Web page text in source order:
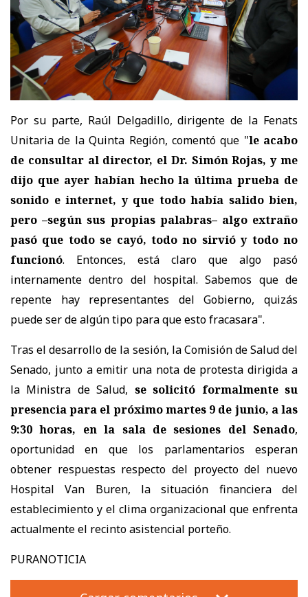
Por su parte, Raúl Delgadillo, dirigente de la Fenats
Unitaria de la Quinta Región, comentó que "le acabo
de consultar al director, el Dr. Simón Rojas, y me
dijo que ayer habían hecho la última prueba de
sonido e internet, y que todo había salido bien,
pero –según sus propias palabras– algo extraño
pasó que todo se cayó, todo no sirvió y todo no
funcionó. Entonces, está claro que algo pasó
internamente dentro del hospital. Sabemos que de
repente hay representantes del Gobierno, quizás
puede ser de algún tipo para que esto fracasara".
Tras el desarrollo de la sesión, la Comisión de Salud del
Senado, junto a emitir una nota de protesta dirigida a
la Ministra de Salud, se solicitó formalmente su
presencia para el próximo martes 9 de junio, a las
9:30 horas, en la sala de sesiones del Senado,
oportunidad en que los parlamentarios esperan
obtener respuestas respecto del proyecto del nuevo
Hospital Van Buren, la situación financiera del
establecimiento y el clima organizacional que enfrenta
actualmente el recinto asistencial porteño.
PURANOTICIA